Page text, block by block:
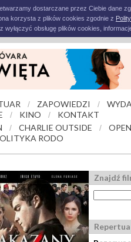
dostarczane przez Ciebie dane
korzysta z plików cookies zgodnie z
wyłączyć obsługę plików cookies,
/ ZAPOWIEDZI /
/ KINO /
KONTAKT
/ CHARLIE OUTSIDE /
RODO
Znajdź